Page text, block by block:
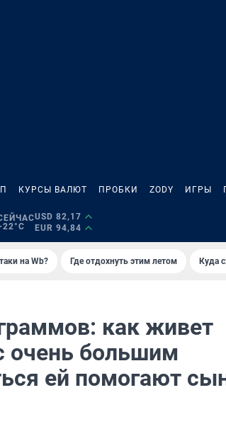
КУРСЫ ВАЛЮТ ПРОБКИ ZODY ИГРЫ
USD 82,17
EUR 94,84
на Wb? Где отдохнуть этим летом Куда
как живет
очень большим
ей помогают